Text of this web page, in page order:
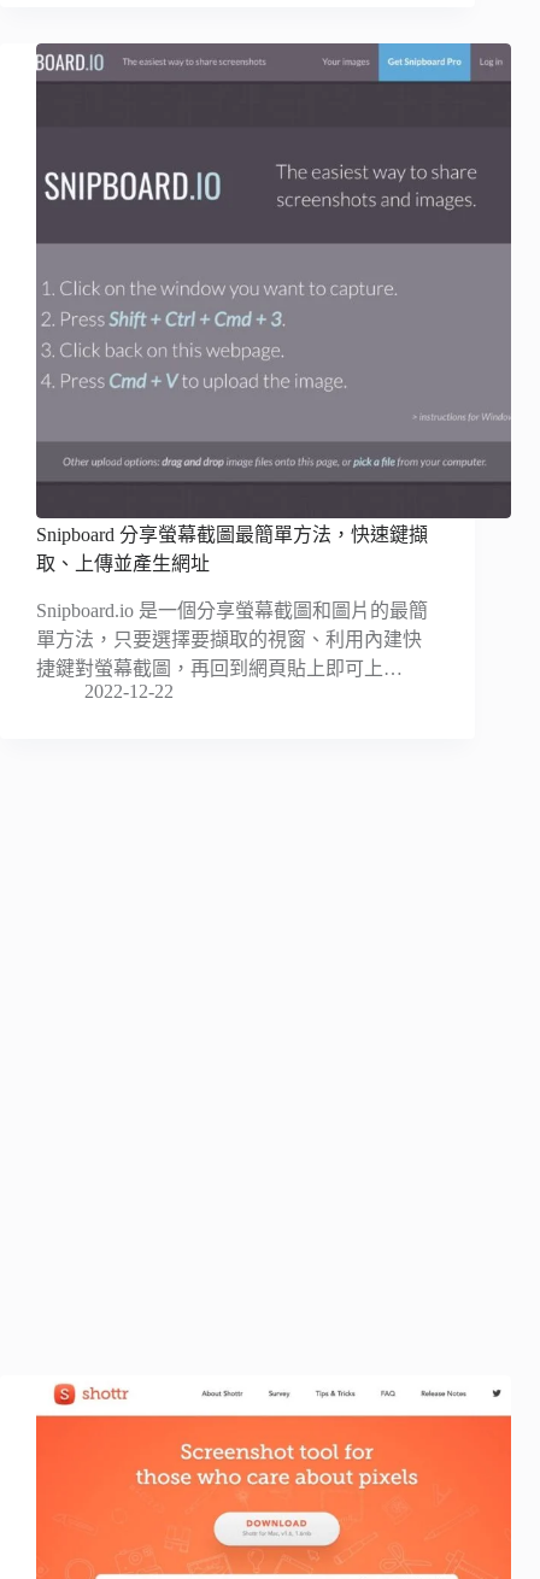
Snipboard 分享螢幕截圖最簡單方法，快速鍵擷
取、上傳並產生網址
Snipboard.io 是一個分享螢幕截圖和圖片的最簡
單方法，只要選擇要擷取的視窗、利用內建快
捷鍵對螢幕截圖，再回到網頁貼上即可上…
2022-12-22